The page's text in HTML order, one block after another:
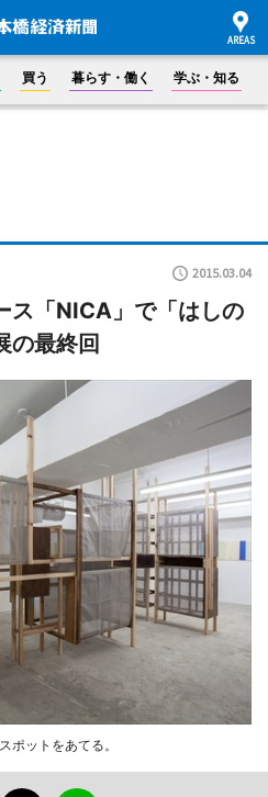
買う 暮らす・働く 学ぶ・知る
2015.03.04
ス「NICA」で「はしの
の最終回
ポットをあてる。